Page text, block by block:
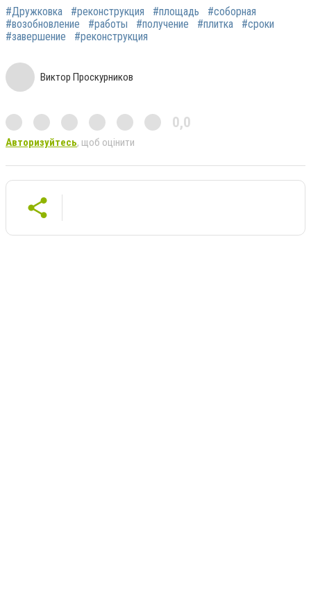
#Дружковка #реконструкция #площадь
#соборная
#возобновление
#работы #получение #плитка
#сроки
#завершение
#реконструкция
Виктор Проскурников
0,0
Авторизуйтесь, щоб оцінити